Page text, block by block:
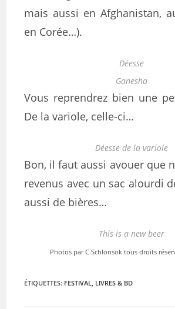
mais aussi en Afghanistan,
en Corée…).
Déesse
Ganesha
Vous reprendrez bien une
De la variole, celle-ci…
Déesse de la variole
Bon, il faut aussi avouer que
revenus avec un sac alourdi
aussi de bières…
This is a new beer
Photos par C.Schlonsok tous droits
ÉTIQUETTES: FESTIVAL, LIVRES & BD